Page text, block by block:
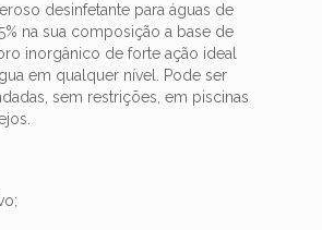
desinfetante para águas de
na sua composição a base de
inorgânico de forte ação ideal
em qualquer nível. Pode ser
sem restrições, em piscinas